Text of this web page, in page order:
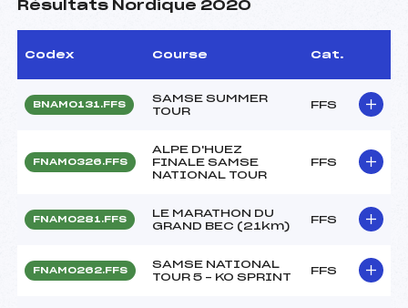
Résultats Nordique 2020
Codex Course Cat.
BNAM0131.FFS
SAMSE SUMMER
TOUR
FFS
FNAM0326.FFS
ALPE D'HUEZ
FINALE SAMSE
NATIONAL TOUR
FFS
FNAM0281.FFS
LE MARATHON DU
GRAND BEC (21km)
FFS
FNAM0262.FFS
SAMSE NATIONAL
TOUR 5 – KO SPRINT
FFS